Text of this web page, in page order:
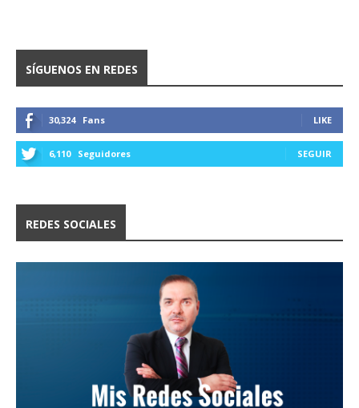
SÍGUENOS EN REDES
30,324 Fans LIKE
6,110 Seguidores SEGUIR
REDES SOCIALES